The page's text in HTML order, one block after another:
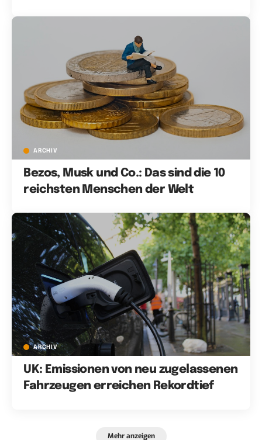
ARCHIV
Bezos, Musk und Co.: Das sind die 10
reichsten Menschen der Welt
ARCHIV
UK: Emissionen von neu zugelassenen
Fahrzeugen erreichen Rekordtief
Mehr anzeigen